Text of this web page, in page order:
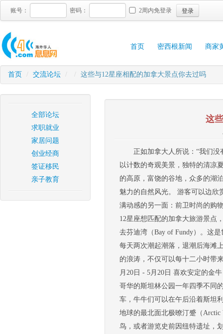
账号： 密码： 2周内免登录 登录
首页 密西根新闻 商家
首页 / 交流论坛 / / 这些与12星座相配的加拿大景点你去过吗
全部论坛
求职就业
家居问题
创业经商
签证移民
亲子教育
这
正如加拿大人所说：“我们
以计数的奇观美景，独特的清凉
的高原，富饶的谷地，众多的湖
魅力的自然风光。 游客可以边欣
满动感的另一面：前卫时尚的购
12星座想匹配的加拿大旅游景点
去芬迪湾（Bay of Fundy）。这
每天两次潮起潮落，退潮后海滩
的浪涛，不仅可以每十二小时带
月20日 - 5月20日 喜欢安定的金
哥华的斯坦林公园一年四季不同
车，牛牛们可以在午后沿着斯坦
地球的最北面北极暸汀蹙（Arctic
鸟，或者游览史前因纽特遗址，